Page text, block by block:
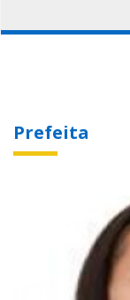
Prefeita